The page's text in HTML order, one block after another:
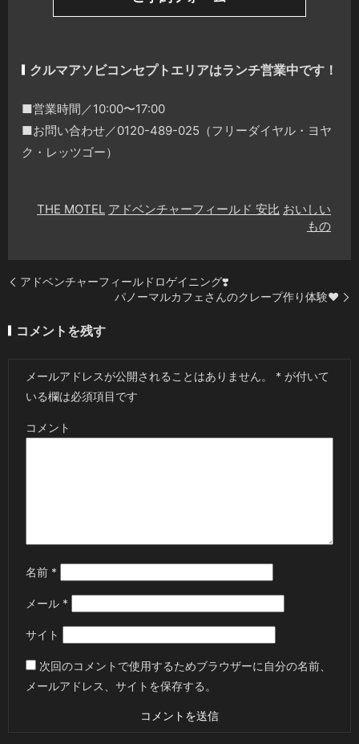
クルマアソビコンセプトエリアはランチ営業中です！
■営業時間／10:00〜17:00
■お問い合わせ／0120-489-025（フリーダイヤル・ヨヤ
ク・レッツゴー）
THE MOTEL アドベンチャーフィールド 安比 おいしい
もの
アドベンチャーフィールドロゲイニング❣️
パノーマルカフェさんのクレープ作り体験❤️
コメントを残す
メールアドレスが公開されることはありません。 * が付いて
いる欄は必須項目です
コメント
名前 *
メール *
サイト
次回のコメントで使用するためブラウザーに自分の名前、
メールアドレス、サイトを保存する。